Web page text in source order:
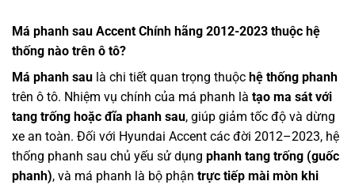
Má phanh sau Accent Chính hãng 2012-2023 thuộc hệ
thống nào trên ô tô?
Má phanh sau là chi tiết quan trọng thuộc hệ thống phanh
trên ô tô. Nhiệm vụ chính của má phanh là tạo ma sát với
tang trống hoặc đĩa phanh sau, giúp giảm tốc độ và dừng
xe an toàn. Đối với Hyundai Accent các đời 2012–2023, hệ
thống phanh sau chủ yếu sử dụng phanh tang trống (guốc
phanh), và má phanh là bộ phận trực tiếp mài mòn khi